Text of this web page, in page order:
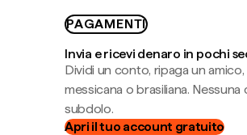
PAGAMENTI
Invia e ricevi denaro in pochi
Dividi un conto, ripaga un
messicana o brasiliana.
subdolo.
Apri il tuo account gratuito